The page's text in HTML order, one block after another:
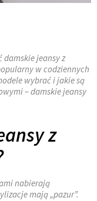
damskie jeansy z
w codziennych
wybrać i jakie są
– damskie jeansy
z
nabierają
mają „pazur”.